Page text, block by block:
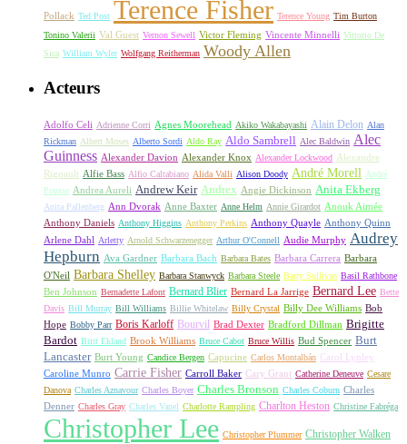
Pollack Ted Post Terence Fisher Terence Young Tim Burton
Tonino Valerii Val Guest Vernon Sewell Victor Fleming Vincente Minnelli Vittorio De
Sica William Wyler Wolfgang Reitherman Woody Allen
Acteurs
Adolfo Celi Adrienne Corri Agnes Moorehead Akiko Wakabayashi Alain Delon Alan
Rickman Albert Moses Alberto Sordi Aldo Ray Aldo Sambrell Alec Baldwin Alec
Guinness Alexander Davion Alexander Knox Alexander Lockwood Alexandre
Rignault Alfie Bass Alfio Caltabiano Alida Valli Alison Doody André Morell
André
Pousse Andrea Aureli Andrew Keir Andrex Angie Dickinson Anita Ekberg
Anita Pallenberg Ann Dvorak Anne Baxter Anne Helm Annie Girardot Anouk Aimée
Anthony Daniels Anthony Higgins Anthony Perkins Anthony Quayle Anthony Quinn
Arlene Dahl Arletty Arnold Schwarzenegger Arthur O'Connell Audie Murphy Audrey
Hepburn Ava Gardner Barbara Bach Barbara Bates Barbara Carrera Barbara
O'Neil Barbara Shelley Barbara Stanwyck Barbara Steele Barry Sullivan Basil Rathbone
Ben Johnson Bernadette Lafont Bernard Blier Bernard La Jarrige Bernard Lee Bette
Davis Bill Murray Bill Williams Billie Whitelaw Billy Crystal Billy Dee Williams Bob
Hope Bobby Parr Boris Karloff Bourvil Brad Dexter Bradford Dillman Brigitte
Bardot Britt Ekland Brook Williams Bruce Cabot Bruce Willis Bud Spencer Burt
Lancaster Burt Young Candice Bergen Capucine Carlos Montalbán Carol Lynley
Caroline Munro Carrie Fisher Carroll Baker Cary Grant Catherine Deneuve Cesare
Danova Charles Aznavour Charles Boyer Charles Bronson Charles Coburn Charles
Denner Charles Gray Charles Vanel Charlotte Rampling Charlton Heston Christine Fabréga
Christopher Lee Christopher Plummer Christopher Walken